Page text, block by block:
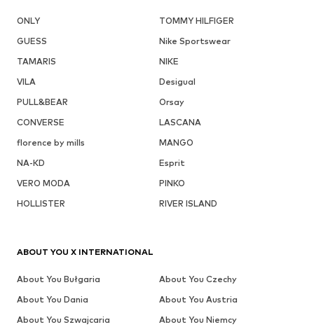
ONLY
TOMMY HILFIGER
GUESS
Nike Sportswear
TAMARIS
NIKE
VILA
Desigual
PULL&BEAR
Orsay
CONVERSE
LASCANA
florence by mills
MANGO
NA-KD
Esprit
VERO MODA
PINKO
HOLLISTER
RIVER ISLAND
ABOUT YOU X INTERNATIONAL
About You Bułgaria
About You Czechy
About You Dania
About You Austria
About You Szwajcaria
About You Niemcy